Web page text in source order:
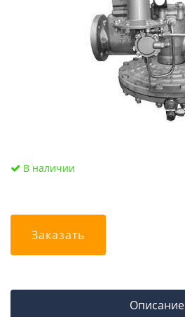
В наличии
Заказать
Описание